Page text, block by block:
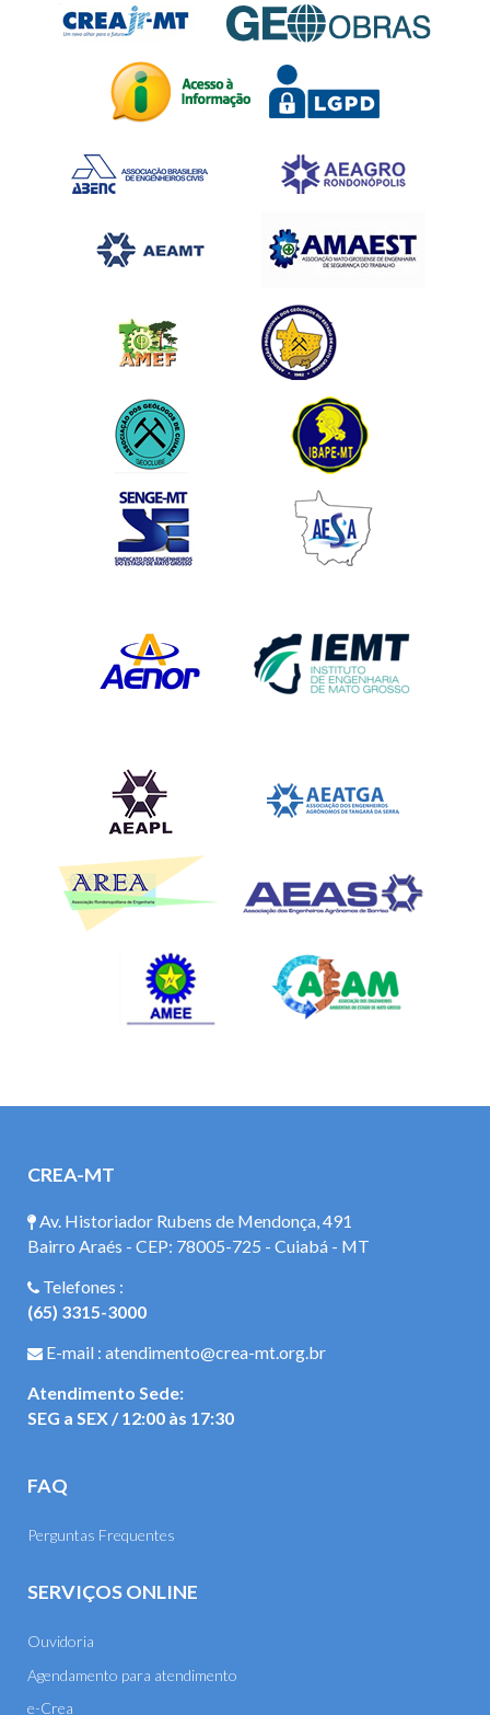
CREA-MT
Av. Historiador Rubens de Mendonça, 491
Bairro Araés - CEP: 78005-725 - Cuiabá - MT
Telefones :
(65) 3315-3000
E-mail : atendimento@crea-mt.org.br
Atendimento Sede:
SEG a SEX / 12:00 às 17:30
FAQ
Perguntas Frequentes
SERVIÇOS ONLINE
Ouvidoria
Agendamento para atendimento
e-Crea